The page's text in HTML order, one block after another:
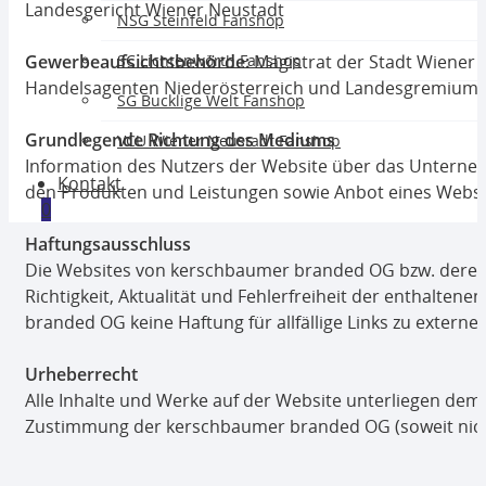
NSG Steinfeld Fanshop
SC Lichtenwörth Fanshop
SG Bucklige Welt Fanshop
VCU Wiener Neustadt Fanshop
Kontakt
0
Landesgericht Wiener Neustadt
Gewerbeaufsichtsbehörde:Magistrat der Stadt Wiener
Handelsagenten Niederösterreich und
Grundlegende Richtung des Mediums
Information des Nutzers der Website über das
den Produkten und Leistungen sowie Anbot eines
Haftungsausschluss
Die Websites von kerschbaumer branded OG bzw.
Richtigkeit, Aktualität und Fehlerfreiheit der
branded OG keine Haftung für allfällige Links zu
Urheberrecht
Alle Inhalte und Werke auf der Website unterliegen
Zustimmung der kerschbaumer branded OG (soweit